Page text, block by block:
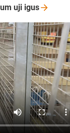
uji igus